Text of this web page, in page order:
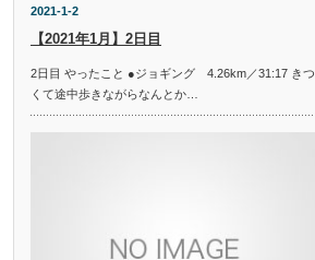
2021-1-2
【2021年1月】2日目
2日目 やったこと ●ジョギング 4.26km／31:17 きつ
くて途中歩きながらなんとか…